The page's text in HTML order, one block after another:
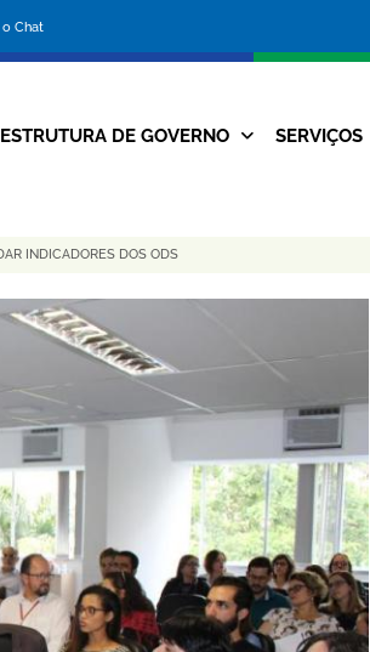
o Chat
da
Prefeitura
Navegação
ESTRUTURA DE GOVERNO SERVIÇOS
INDICADORES DOS ODS